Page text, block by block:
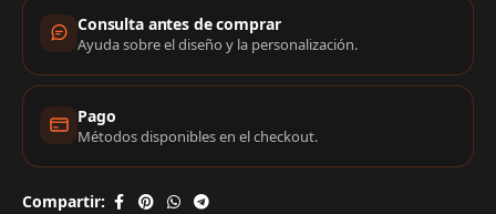
Consulta antes de comprar
Ayuda sobre el diseño y la personalización.
Pago
Métodos disponibles en el checkout.
Compartir: